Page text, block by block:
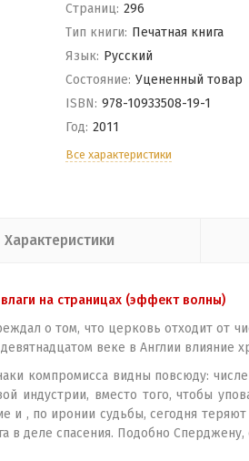
Cтраниц: 296
Тип книги: Печатная книга
Язык: Русский
Состояние: Уцененный товар
ISBN: 978-10933508-19-1
Год: 2011
Все характеристики
Характеристики
на страницах (эффект волны)
о том, что церковь отходит от
веке в Англии влияние
компромисса видны повсюду:
индустрии, вместо того, чтобы
, по иронии судьбы, сегодня
в деле спасения. Подобно